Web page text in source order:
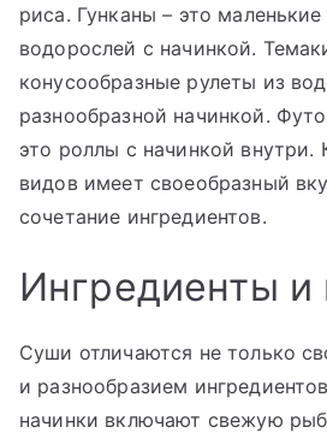
риса. Гунканы – это
водорослей с начинкой.
конусообразные рулеты из
разнообразной начинкой.
это роллы с начинкой внутри.
видов имеет своеобразный
сочетание ингредиентов.
Ингредиенты и
Суши отличаются не только
и разнообразием
начинки включают свежую